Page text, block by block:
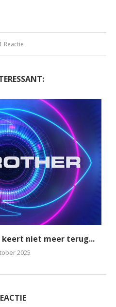
1 Reactie
niet meer terug...
2025